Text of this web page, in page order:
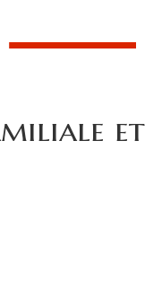
et